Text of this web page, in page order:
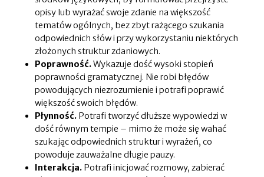
opisy lub wyrażać swoje zdanie na większość
tematów ogólnych, bez zbyt rażącego szukania
odpowiednich słów i przy wykorzystaniu niektórych
złożonych struktur zdaniowych.
Poprawność.Wykazuje dość wysoki stopień
poprawności gramatycznej. Nie robi błędów
powodujących niezrozumienie i potrafi poprawić
większość swoich błędów.
Płynność. Potrafi tworzyć dłuższe wypowiedzi w
dość równym tempie – mimo że może się wahać
szukając odpowiednich struktur i wyrażeń, co
powoduje zauważalne długie pauzy.
Interakcja. Potrafi inicjować rozmowy, zabierać